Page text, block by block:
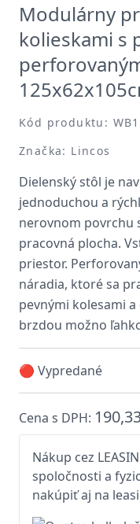
Modulárny
kolieskami s
Kód produktu:
Značka: Lincos
Dielenský stôl je
jednoduchou a
nerovnom povrchu
pracovná plocha.
priestor.
náradia, ktoré sa
pevnými kolesami
brzdou možno
🔴 Vypredané
Cena s DPH:
Nákup cez
spoločnosti a
nakúpiť aj na